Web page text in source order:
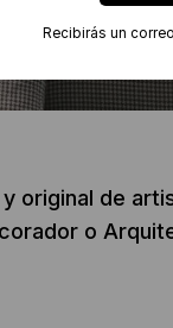
original de
o
Recibirás un